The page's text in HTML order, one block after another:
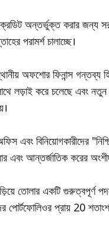
অন্তর্ভুক্ত করার জন্য
পরামর্শ চালাচ্ছে।
অফশোর ফিনান্স গন্তব্য
লড়াই করে চলেছে এবং
এবং বিনিয়োগকারীদের
এবং আন্তর্জাতিক করের
তোলার একটি গুরুত্বপূর্ণ
পোর্টফোলিওর প্রায় 20